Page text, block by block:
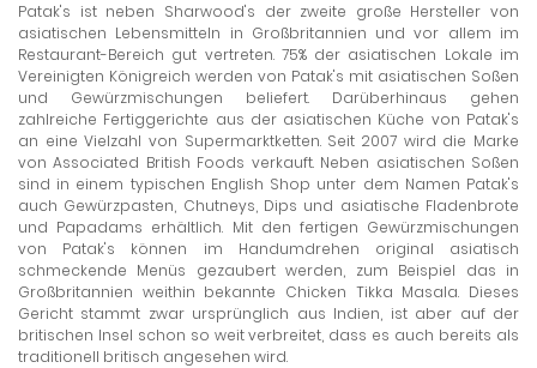
Patak's ist neben Sharwood's der zweite große Hersteller von
asiatischen Lebensmitteln in Großbritannien und vor allem im
Restaurant-Bereich gut vertreten. 75% der asiatischen Lokale im
Vereinigten Königreich werden von Patak's mit asiatischen Soßen
und Gewürzmischungen beliefert. Darüberhinaus gehen
zahlreiche Fertiggerichte aus der asiatischen Küche von Patak's
an eine Vielzahl von Supermarktketten. Seit 2007 wird die Marke
von Associated British Foods verkauft. Neben asiatischen Soßen
sind in einem typischen English Shop unter dem Namen Patak's
auch Gewürzpasten, Chutneys, Dips und asiatische Fladenbrote
und Papadams erhältlich. Mit den fertigen Gewürzmischungen
von Patak's können im Handumdrehen original asiatisch
schmeckende Menüs gezaubert werden, zum Beispiel das in
Großbritannien weithin bekannte Chicken Tikka Masala. Dieses
Gericht stammt zwar ursprünglich aus Indien, ist aber auf der
britischen Insel schon so weit verbreitet, dass es auch bereits als
traditionell britisch angesehen wird.